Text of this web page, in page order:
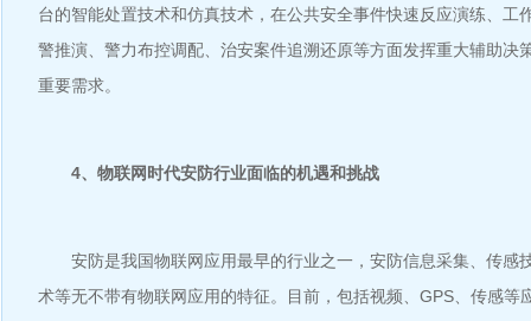
台的智能处置技术和仿真技术，在公共安全事件快速反应演练、工
警推演、警力布控调配、治安案件追溯还原等方面发挥重大辅助决
重要需求。
4、物联网时代安防行业面临的机遇和挑战
安防是我国物联网应用最早的行业之一，安防信息采集、传感
术等无不带有物联网应用的特征。目前，包括视频、GPS、传感等